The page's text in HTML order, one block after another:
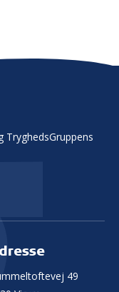
TryghedsGruppens
49